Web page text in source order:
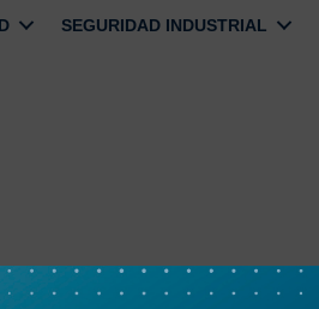
SEGURIDAD INDUSTRIAL